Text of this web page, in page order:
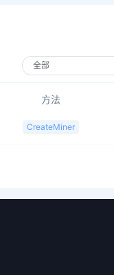
方法
CreateMiner